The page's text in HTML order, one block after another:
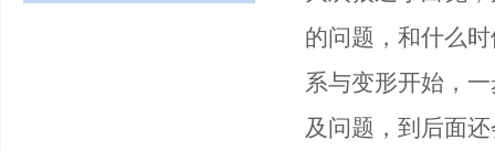
的问题，和什么
系与变形开始，
及问题，到后面